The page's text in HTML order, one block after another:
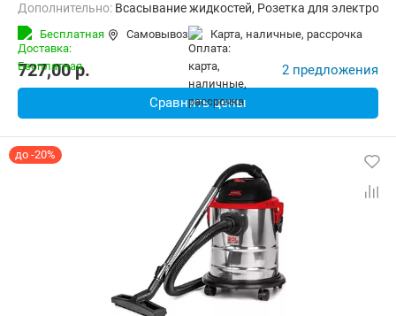
Дополнительно: Всасывание жидкостей, Розетка для
Вес:
Бесплатная Самовывоз карта, наличные, рассрочка
727,00p. 2 предложения
Сравнить цены
до -20%